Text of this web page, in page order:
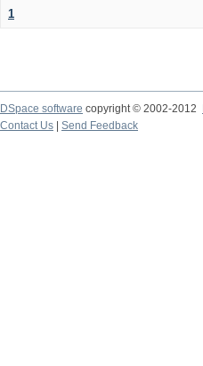
1
DSpace software copyright © 2002-2012
Contact Us
Send Feedback